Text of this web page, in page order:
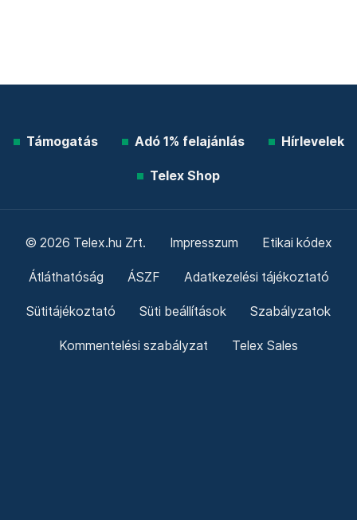
Támogatás Adó 1% felajánlás Hírlevelek
Telex Shop
© 2026 Telex.hu Zrt. Impresszum Etikai kódex
Átláthatóság ÁSZF Adatkezelési tájékoztató
Sütitájékoztató Süti beállítások Szabályzatok
Kommentelési szabályzat Telex Sales